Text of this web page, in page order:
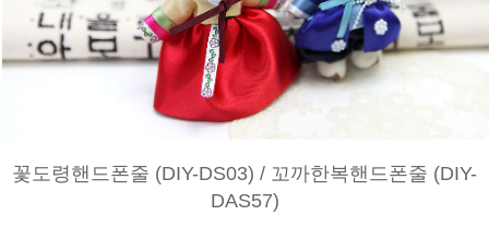
꽃도령핸드폰줄 (DIY-DS03) / 꼬까한복핸드폰줄 (DIY-
DAS57)